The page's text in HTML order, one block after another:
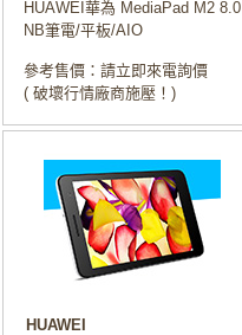
HUAWEI華為 MediaPad M2 8.0
NB筆電/平板/AIO
參考售價：請立即來電詢價
( 破壞行情廠商施壓！)
HUAWEI